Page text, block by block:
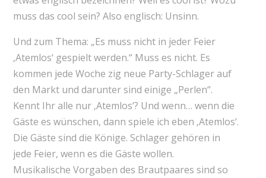
muss das cool sein? Also englisch: Unsinn.
Und zum Thema: „Es muss nicht in jeder Feier
‚Atemlos‘ gespielt werden.“ Muss es nicht. Es
kommen jede Woche zig neue Party-Schlager auf
den Markt und darunter sind einige „Perlen“.
Kennt Ihr alle nur ‚Atemlos‘? Und wenn… wenn die
Gäste es wünschen, dann spiele ich eben ‚Atemlos‘.
Die Gäste sind die Könige. Schlager gehören in
jede Feier, wenn es die Gäste wollen.
Musikalische Vorgaben des Brautpaares sind so